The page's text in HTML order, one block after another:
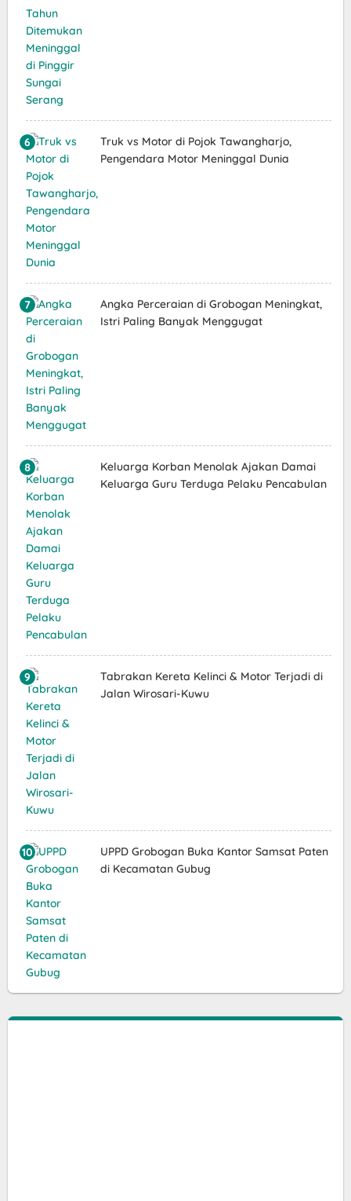
Truk vs Motor di Pojok Tawangharjo,
Pengendara Motor Meninggal Dunia
Angka Perceraian di Grobogan Meningkat,
Istri Paling Banyak Menggugat
Keluarga Korban Menolak Ajakan Damai
Keluarga Guru Terduga Pelaku Pencabulan
Tabrakan Kereta Kelinci & Motor Terjadi di
Jalan Wirosari-Kuwu
UPPD Grobogan Buka Kantor Samsat Paten
di Kecamatan Gubug